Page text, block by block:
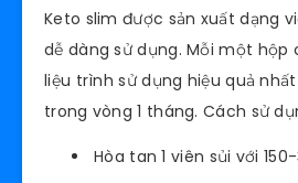
Keto slim được sản xuất dạng
dễ dàng sử dụng. Mỗi một hộp
liệu trình sử dụng hiệu quả
trong vòng 1 tháng. Cách sử
Hòa tan 1 viên sủi với